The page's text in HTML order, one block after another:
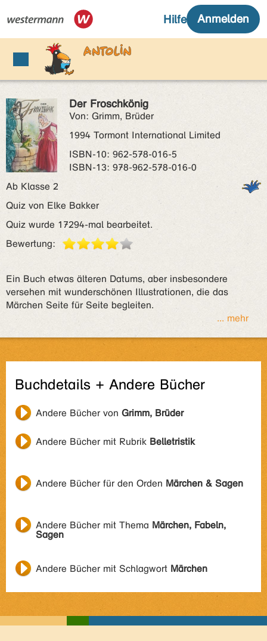
Der Froschkönig
Von: Grimm, Brüder
1994 Tormont International Limited
ISBN‑10: 962-578-016-5
ISBN‑13: 978-962-578-016-0
Ab Klasse 2
Quiz von Elke Bakker
Quiz wurde 17294-mal bearbeitet.
Bewertung:
Ein Buch etwas älteren Datums, aber insbesondere
versehen mit wunderschönen Illustrationen, die das
Märchen Seite für Seite begleiten.
... mehr
Buchdetails + Andere Bücher
Andere Bücher von Grimm, Brüder
Andere Bücher mit Rubrik Belletristik
Andere Bücher für den Orden Märchen & Sagen
Andere Bücher mit Thema Märchen, Fabeln,
Sagen
Andere Bücher mit Schlagwort Märchen